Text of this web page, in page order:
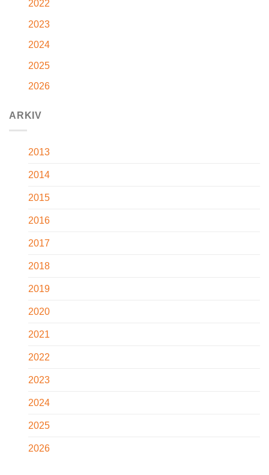
2022
2023
2024
2025
2026
ARKIV
2013
2014
2015
2016
2017
2018
2019
2020
2021
2022
2023
2024
2025
2026